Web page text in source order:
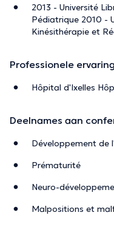
2013 - Université
Pédiatrique 2010 -
Kinésithérapie et
Professionele ervaring
Hôpital d'Ixelles
Deelnames aan
Développement de
Prématurité
Neuro-
Malpositions et